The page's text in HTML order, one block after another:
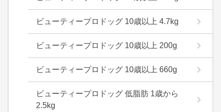
ビューティープロドッグ 10歳以上 4.7kg
ビューティープロドッグ 10歳以上 200g
ビューティープロドッグ 10歳以上 660g
ビューティープロドッグ 低脂肪 1歳から
2.5kg